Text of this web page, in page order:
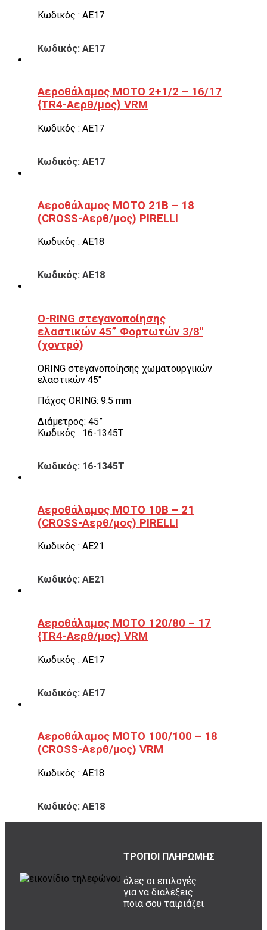
Κωδικός : ΑΕ17
Κωδικός: ΑΕ17
Αεροθάλαμος ΜΟΤΟ 2+1/2 – 16/17
{TR4-Αερθ/μος} VRM
Κωδικός : ΑΕ17
Κωδικός: ΑΕ17
Αεροθάλαμος ΜΟΤΟ 21B – 18
(CROSS-Αερθ/μος) PIRELLI
Κωδικός : ΑΕ18
Κωδικός: ΑΕ18
O-RING στεγανοποίησης
ελαστικών 45” Φορτωτών 3/8″
(χοντρό)
ORING στεγανοποίησης χωματουργικών
ελαστικών 45″
Πάχος ORING: 9.5 mm
Διάμετρος: 45”
Κωδικός : 16-1345T
Κωδικός: 16-1345T
Αεροθάλαμος ΜΟΤΟ 10B – 21
(CROSS-Αερθ/μος) PIRELLI
Κωδικός : ΑΕ21
Κωδικός: ΑΕ21
Αεροθάλαμος ΜΟΤΟ 120/80 – 17
{TR4-Αερθ/μος} VRM
Κωδικός : ΑΕ17
Κωδικός: ΑΕ17
Αεροθάλαμος ΜΟΤΟ 100/100 – 18
(CROSS-Αερθ/μος) VRM
Κωδικός : ΑΕ18
Κωδικός: ΑΕ18
ΤΡΟΠΟΙ ΠΛΗΡΩΜΗΣ
όλες οι επιλογές
για να διαλέξεις
ποια σου ταιριάζει